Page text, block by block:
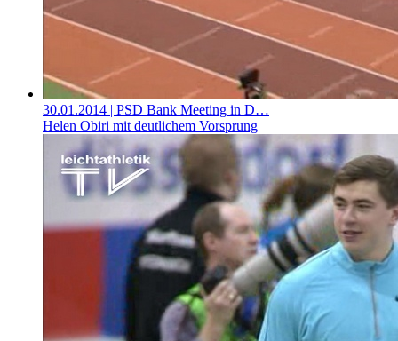
30.01.2014 | PSD Bank Meeting in D…
Helen Obiri mit deutlichem Vorsprung